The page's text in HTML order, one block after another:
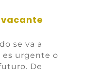
se va a
es urgente o
De